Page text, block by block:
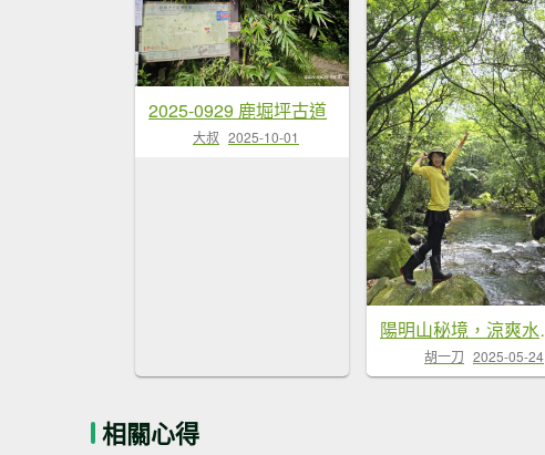
2025-0929 鹿堀坪古道
大叔 2025-10-01
陽明山秘境，涼爽
胡一刀 2025-05-24
相關心得